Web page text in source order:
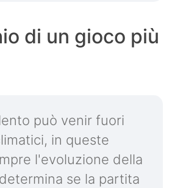
di un gioco più
può venir fuori
in queste
l'evoluzione della
se la partita